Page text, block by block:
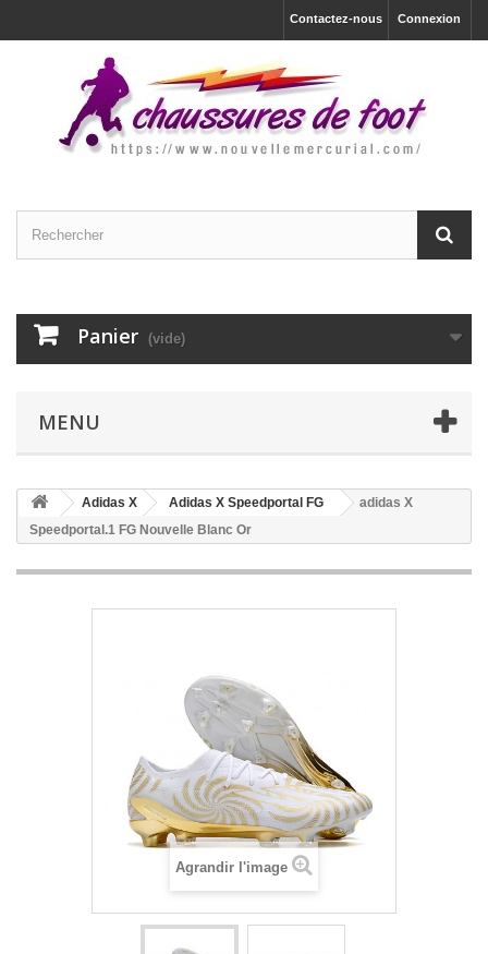
Connexion
Contactez-nous
Panier (vide)
MENU
Adidas X Adidas X Speedportal FG
adidas X
Speedportal.1 FG Nouvelle Blanc Or
Agrandir l'image